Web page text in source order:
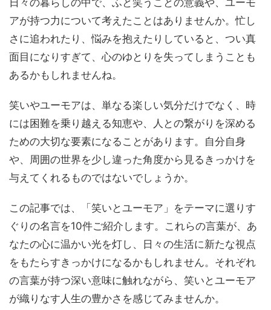
日々の暮らしの中で、ふと笑うことの意義や、ユーモ
アが持つ力について考えたことはありませんか。忙し
さに追われたり、悩みを抱えたりしていると、つい真
面目になりすぎて、心のゆとりを失ってしまうことも
あるかもしれませんね。
笑いやユーモアは、単なる楽しい気分だけでなく、時
には困難を乗り越える知恵や、人との繋がりを深める
ための大切な要素になることがあります。自分自身
や、周囲の世界を少し違った角度から見るきっかけを
与えてくれるものではないでしょうか。
この記事では、「笑いとユーモア」をテーマに選りす
ぐりの名言を10件ご紹介します。これらの言葉が、あ
なたの心に温かい光を灯し、日々の生活に新たな視点
をもたらすきっかけになるかもしれません。それぞれ
の言葉が持つ深い意味に触れながら、笑いとユーモア
が織りなす人生の豊かさを感じてみませんか。